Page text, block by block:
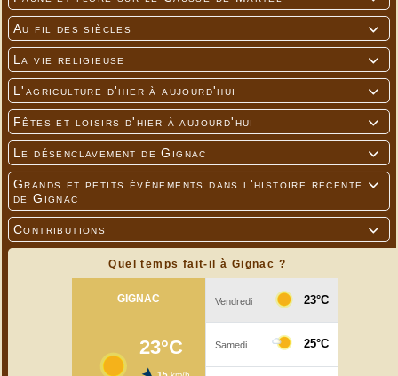

Au fil des siècles

La vie religieuse

L'agriculture d'hier à aujourd'hui

Fêtes et loisirs d'hier à aujourd'hui

Le désenclavement de Gignac

Grands et petits événements dans l'histoire récente
de Gignac

Contributions
Quel temps fait-il à Gignac ?